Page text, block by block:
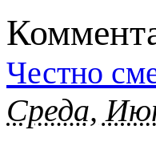
Честно
Среда,